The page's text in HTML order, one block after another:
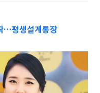
…평생설계통장